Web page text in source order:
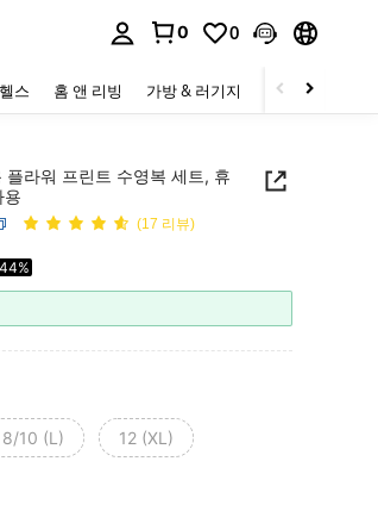
0 0
스 홈 앤 리빙 가방 & 러기지 스포츠 & 아웃
플라워 프린트 수영복 세트, 휴
용
(17 리뷰)
8/10 (L) 12 (XL)